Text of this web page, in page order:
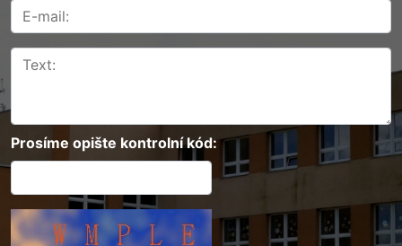
Prosíme opište kontrolní kód: